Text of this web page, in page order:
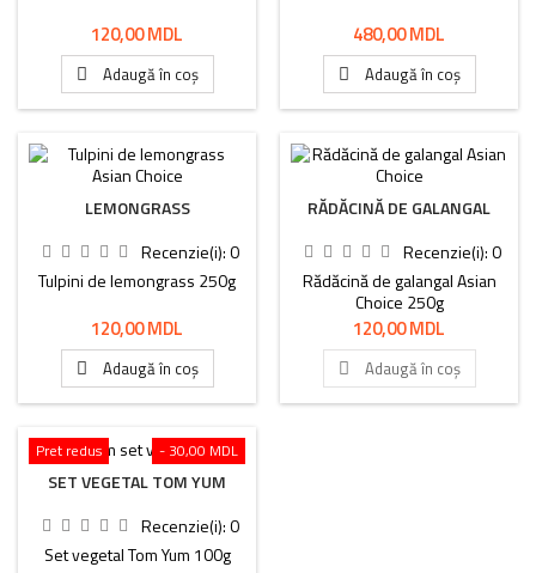
Preț
120,00 MDL
 Adaugă în coș
Preț
480,00 MDL
 Adaugă în coș
LEMONGRASS
Recenzie(i):0
Tulpini de lemongrass 250g
Preț
120,00 MDL
 Adaugă în coș
RĂDĂCINĂ DE GALANGAL
Recenzie(i):0
Rădăcină de galangal Asian
Choice 250g
Preț
120,00 MDL
 Adaugă în coș
- 30,00 MDL
Pret redus
SET VEGETAL TOM YUM
Recenzie(i):0
Set vegetal Tom Yum 100g